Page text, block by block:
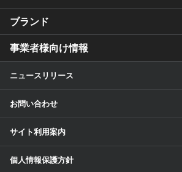
ブランド
事業者様向け情報
ニュースリリース
お問い合わせ
サイト利用案内
個人情報保護方針